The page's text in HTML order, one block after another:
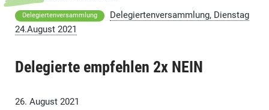
Delegiertenversammlung
Delegiertenversammlung, Dienstag
24.August 2021
Delegierte empfehlen 2x NEIN
26. August 2021